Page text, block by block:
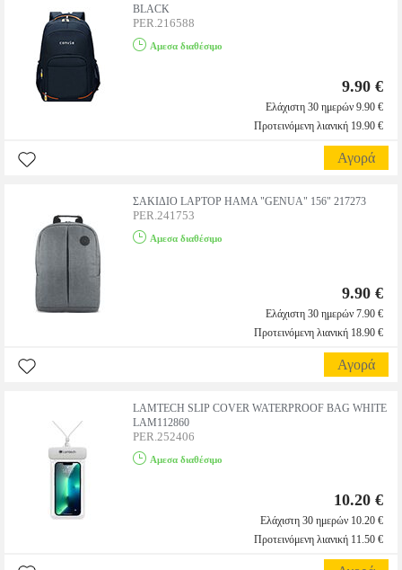
BLACK
PER.216588
Αμεσα διαθέσιμο
9.90 €
Ελάχιστη 30 ημερών 9.90 €
Προτεινόμενη λιανική 19.90 €
Αγορά
ΣΑΚΙΔΙΟ LAPTOP HAMA "GENUA" 156" 217273
PER.241753
Αμεσα διαθέσιμο
9.90 €
Ελάχιστη 30 ημερών 7.90 €
Προτεινόμενη λιανική 18.90 €
Αγορά
LAMTECH SLIP COVER WATERPROOF BAG WHITE
LAM112860
PER.252406
Αμεσα διαθέσιμο
10.20 €
Ελάχιστη 30 ημερών 10.20 €
Προτεινόμενη λιανική 11.50 €